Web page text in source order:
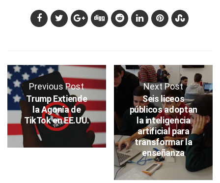
Previous Post
Trump Extiende
la Agonía de
TikTok en EE.UU.
Next Post
Seis liceos
públicos adoptan
la inteligencia
artificial para
transformar la
enseñanza